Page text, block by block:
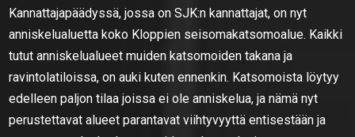
Kannattajapäädyssä, jossa on SJK:n kannattajat, on nyt
anniskelualuetta koko Kloppien seisomakatsomoalue. Kaikki
tutut anniskelualueet muiden katsomoiden takana ja
ravintolatiloissa, on auki kuten ennenkin. Katsomoista löytyy
edelleen paljon tilaa joissa ei ole anniskelua, ja nämä nyt
perustettavat alueet parantavat viihtyvyyttä entisestään ja